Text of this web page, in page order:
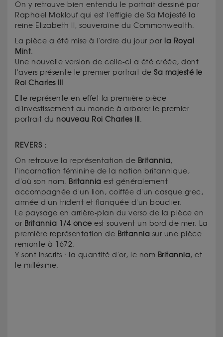
On y retrouve bien entendu le portrait dessiné par
Raphael Maklouf qui est l'effigie de Sa Majesté la
reine Elizabeth II, souveraine du Commonwealth.
La pièce a été mise à l'ordre du jour par la Royal
Mint.
Une nouvelle version de celle-ci a été créée, dont
l'avers présente le premier portrait de Sa majesté le
Roi Charles III .
Elle représente en effet la première pièce
d'investissement au monde à arborer le premier
portrait du nouveau Roi Charles III .
REVERS :
On retrouve la représentation de Britannia,
l'incarnation féminine de la nation britannique,
d'où son nom. Britannia est généralement
accompagnée d'un lion, coiffée d'un casque grec,
armée d'un trident et flanquée d'un bouclier.
Le paysage en arrière-plan du verso de la pièce en
or Britannia 1/4 once est souvent un bord de mer. La
première représentation de Britannia sur une pièce
remonte à 1672.
Y sont inscrits : la quantité d'or, le nom Britannia, et
le millésime.